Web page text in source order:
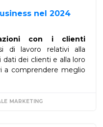
nel 2024
con i clienti
di lavoro relativi alla
dati dei clienti e alla loro
a comprendere meglio
MARKETING